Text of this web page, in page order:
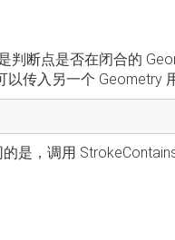
判断点是否在闭合的
以传入另一个 Geometry
是，调用